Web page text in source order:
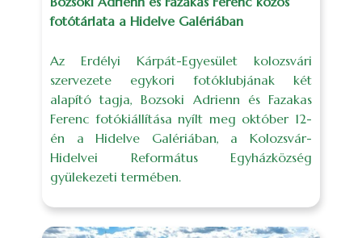
fotótárlata a Hidelve Galériában
Az Erdélyi Kárpát-Egyesület kolozsvári
szervezete egykori fotóklubjának két
alapító tagja, Bozsoki Adrienn és Fazakas
Ferenc fotókiállítása nyílt meg október 12-
én a Hidelve Galériában, a Kolozsvár-
Hidelvei Református Egyházközség
gyülekezeti termében.